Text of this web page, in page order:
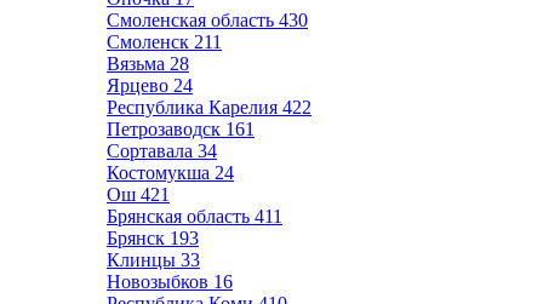
Смоленская область 430
Смоленск 211
Вязьма 28
Ярцево 24
Республика Карелия 422
Петрозаводск 161
Сортавала 34
Костомукша 24
Ош 421
Брянская область 411
Брянск 193
Клинцы 33
Новозыбков 16